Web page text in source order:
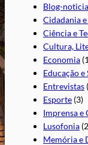
Blog-
Cidadania
Ciência e
Cultura,
Economia
Educação e
Entrevistas
Esporte (3)
Imprensa e
Lusofonia
Memória e